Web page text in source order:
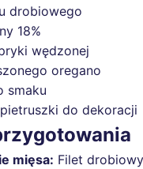
drobiowego
18%
wędzonej
oregano
smaku
do dekoracji
mięsa: Filet